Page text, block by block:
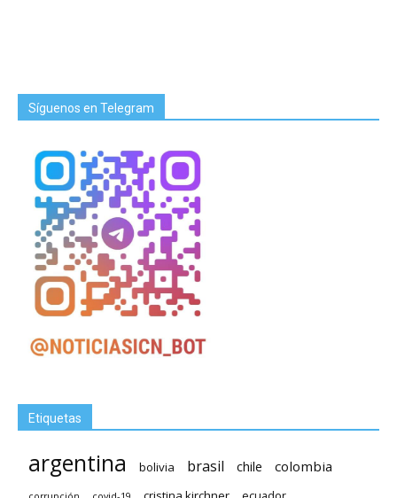
Síguenos en Telegram
Etiquetas
argentina bolivia brasil chile colombia